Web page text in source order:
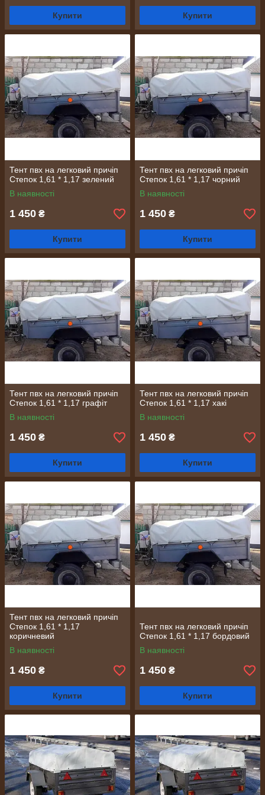
Купити Купити
Тент пвх на легковий причіп
Степок 1,61 * 1,17 зелений
В наявності
1 450 ₴
Купити
Тент пвх на легковий причіп
Степок 1,61 * 1,17 чорний
В наявності
1 450 ₴
Купити
Тент пвх на легковий причіп
Степок 1,61 * 1,17 графіт
В наявності
1 450 ₴
Купити
Тент пвх на легковий причіп
Степок 1,61 * 1,17 хакі
В наявності
1 450 ₴
Купити
Тент пвх на легковий причіп
Степок 1,61 * 1,17
коричневий
В наявності
1 450 ₴
Купити
Тент пвх на легковий причіп
Степок 1,61 * 1,17 бордовий
В наявності
1 450 ₴
Купити